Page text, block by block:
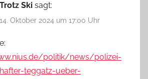
Trotz Ski sagt:
14. Oktober 2024 um 17:00 Uhr
politik/news/polizei-
teggatz-ueber-